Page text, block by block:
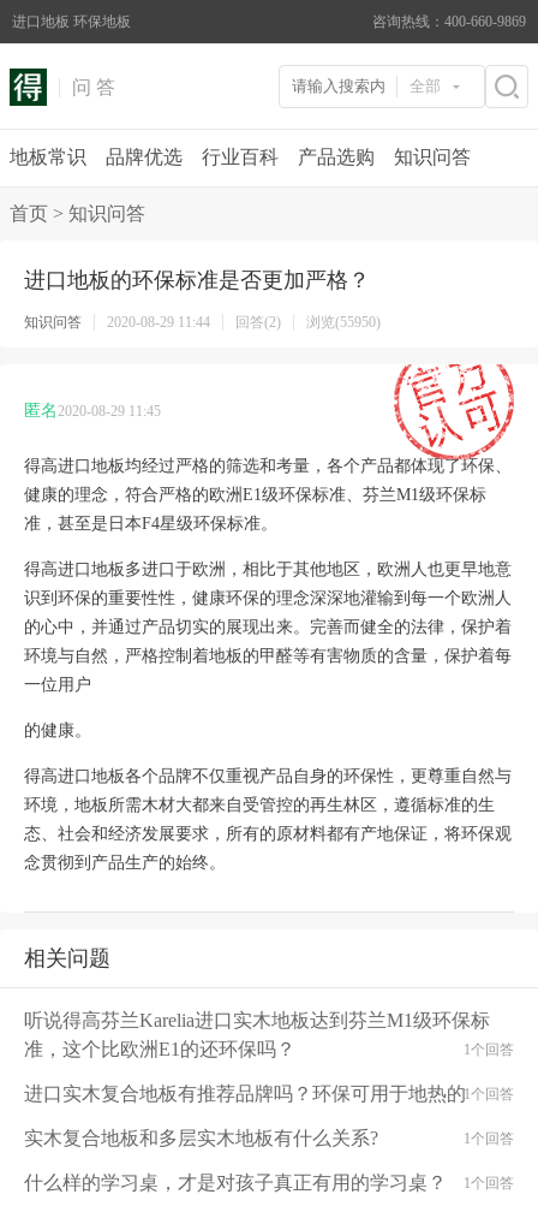
进口地板 环保地板 咨询热线：400-660-9869
问 答 全部
地板常识 品牌优选 行业百科 产品选购 知识问答
首页 > 知识问答
进口地板的环保标准是否更加严格？
知识问答 2020-08-29 11:44 回答(2) 浏览(55950)
匿名2020-08-29 11:45
得高进口地板均经过严格的筛选和考量，各个产品都体现了环保、
健康的理念，符合严格的欧洲E1级环保标准、芬兰M1级环保标
准，甚至是日本F4星级环保标准。
得高进口地板多进口于欧洲，相比于其他地区，欧洲人也更早地意
识到环保的重要性性，健康环保的理念深深地灌输到每一个欧洲人
的心中，并通过产品切实的展现出来。完善而健全的法律，保护着
环境与自然，严格控制着地板的甲醛等有害物质的含量，保护着每
一位用户
的健康。
得高进口地板各个品牌不仅重视产品自身的环保性，更尊重自然与
环境，地板所需木材大都来自受管控的再生林区，遵循标准的生
态、社会和经济发展要求，所有的原材料都有产地保证，将环保观
念贯彻到产品生产的始终。
相关问题
听说得高芬兰Karelia进口实木地板达到芬兰M1级环保标
准，这个比欧洲E1的还环保吗？
1个回答
进口实木复合地板有推荐品牌吗？环保可用于地热的1个回答
实木复合地板和多层实木地板有什么关系? 1个回答
什么样的学习桌，才是对孩子真正有用的学习桌？ 1个回答